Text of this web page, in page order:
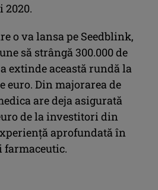
o va lansa pe Seedblink,
să strângă 300.000 de
extinde această rundă la
euro. Din majorarea de
are deja asigurată
de la investitori din
aprofundată în
farmaceutic.